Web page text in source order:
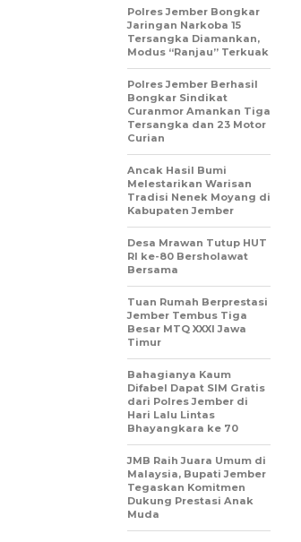
Polres Jember Bongkar
Jaringan Narkoba 15
Tersangka Diamankan,
Modus “Ranjau” Terkuak
Polres Jember Berhasil
Bongkar Sindikat
Curanmor Amankan Tiga
Tersangka dan 23 Motor
Curian
Ancak Hasil Bumi
Melestarikan Warisan
Tradisi Nenek Moyang di
Kabupaten Jember
Desa Mrawan Tutup HUT
RI ke-80 Bersholawat
Bersama
Tuan Rumah Berprestasi
Jember Tembus Tiga
Besar MTQ XXXI Jawa
Timur
Bahagianya Kaum
Difabel Dapat SIM Gratis
dari Polres Jember di
Hari Lalu Lintas
Bhayangkara ke 70
JMB Raih Juara Umum di
Malaysia, Bupati Jember
Tegaskan Komitmen
Dukung Prestasi Anak
Muda